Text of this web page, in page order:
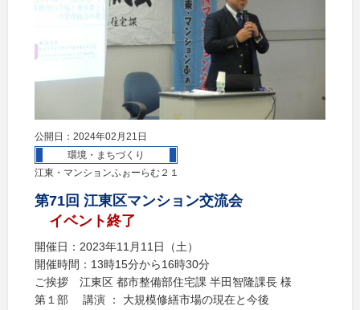
公開日：2024年02月21日
環境・まちづくり
江東・マンションふぉーらむ２１
第71回 江東区マンション交流会
イベント終了
開催日：2023年11月11日（土）
開催時間：13時15分から16時30分
ご挨拶 江東区 都市整備部住宅課 半田智隆課長 様
第１部 講演 ： 大規模修繕市場の現在と今後